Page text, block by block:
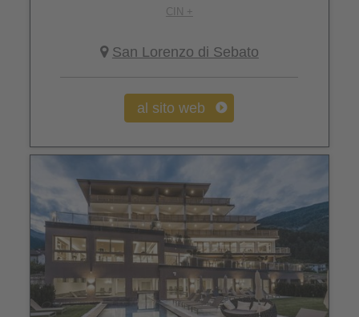
CIN +
San Lorenzo di Sebato
al sito web